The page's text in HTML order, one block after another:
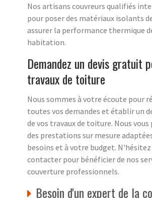
Nos artisans couvreurs qualifiés
pour poser des matériaux isolants
assurer la performance thermique
habitation.
Demandez un devis gratuit
travaux de toiture
Nous sommes à votre écoute pour
toutes vos demandes et établir un
de vos travaux de toiture. Nous
des prestations sur mesure
besoins et à votre budget. N'hésitez
contacter pour bénéficier de nos
couverture professionnels.
Besoin d'un expert de la